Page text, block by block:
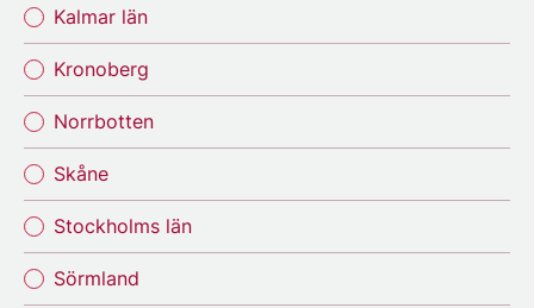
Kalmar län
Kronoberg
Norrbotten
Skåne
Stockholms län
Sörmland